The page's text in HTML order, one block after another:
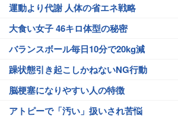
運動より代謝 人体の省エネ戦略
大食い女子 46キロ体型の秘密
バランスボール毎日10分で20kg減
躁状態引き起こしかねないNG行動
脳梗塞になりやすい人の特徴
アトピーで「汚い」扱いされ苦悩